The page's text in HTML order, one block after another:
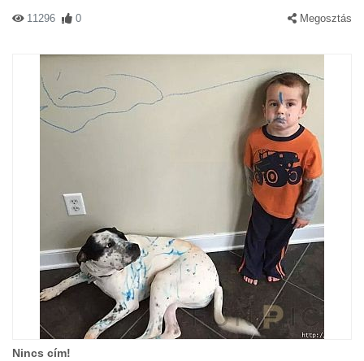
11296 0 Megosztás
Nincs cím!